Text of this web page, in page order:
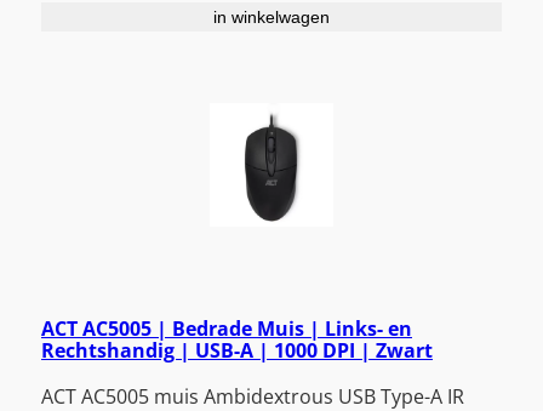
in winkelwagen
ACT AC5005 | Bedrade Muis | Links- en
Rechtshandig | USB-A | 1000 DPI | Zwart
ACT AC5005 muis Ambidextrous USB Type-A IR